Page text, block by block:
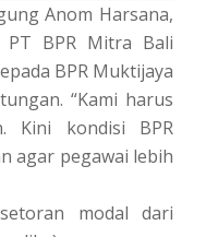
Anom Harsana,
PT BPR Mitra Bali
BPR Muktijaya
“Kami harus
Kini kondisi BPR
agar pegawai lebih
modal dari